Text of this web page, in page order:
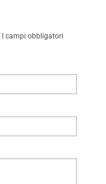
I campi obbligatori